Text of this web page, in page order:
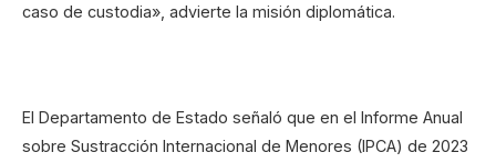
caso de custodia», advierte la misión diplomática.
El Departamento de Estado señaló que en el Informe Anual
sobre Sustracción Internacional de Menores (IPCA) de 2023